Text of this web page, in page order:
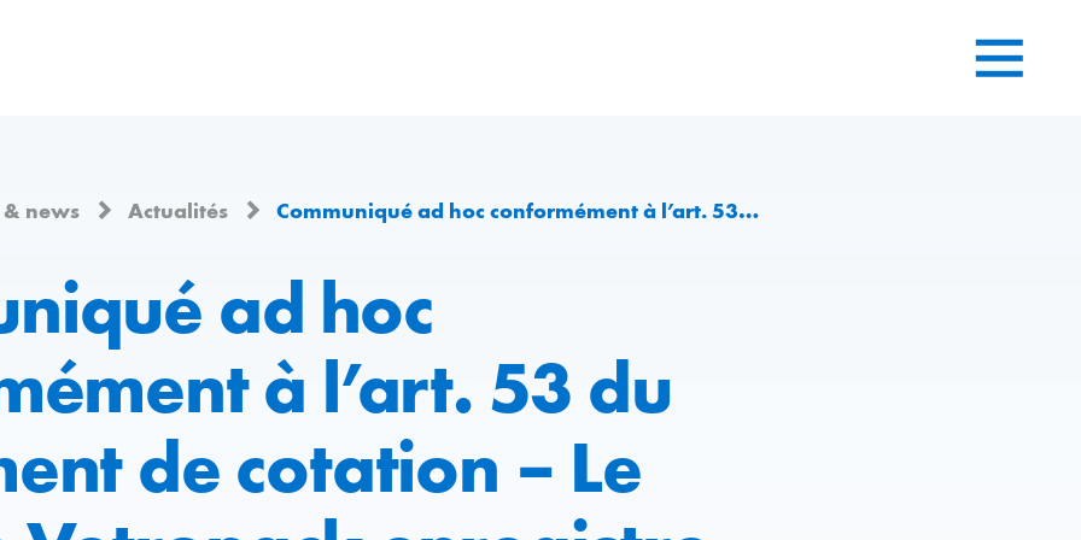
news Actualités Communiqué ad hoc conformément à l’art. 53 du Règlement de cotation – Le groupe Vetropack enregistre une perte de CHF -9,7 millions causée par les dommages de guerre sur son usine en Ukraine
ad hoc
à l’art. 53 du
de cotation – Le